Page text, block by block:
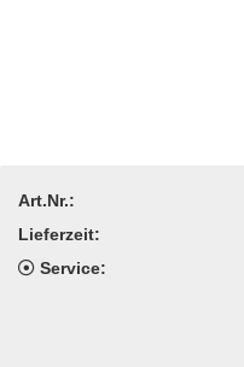
Art.Nr.:
Lieferzeit:
Service: